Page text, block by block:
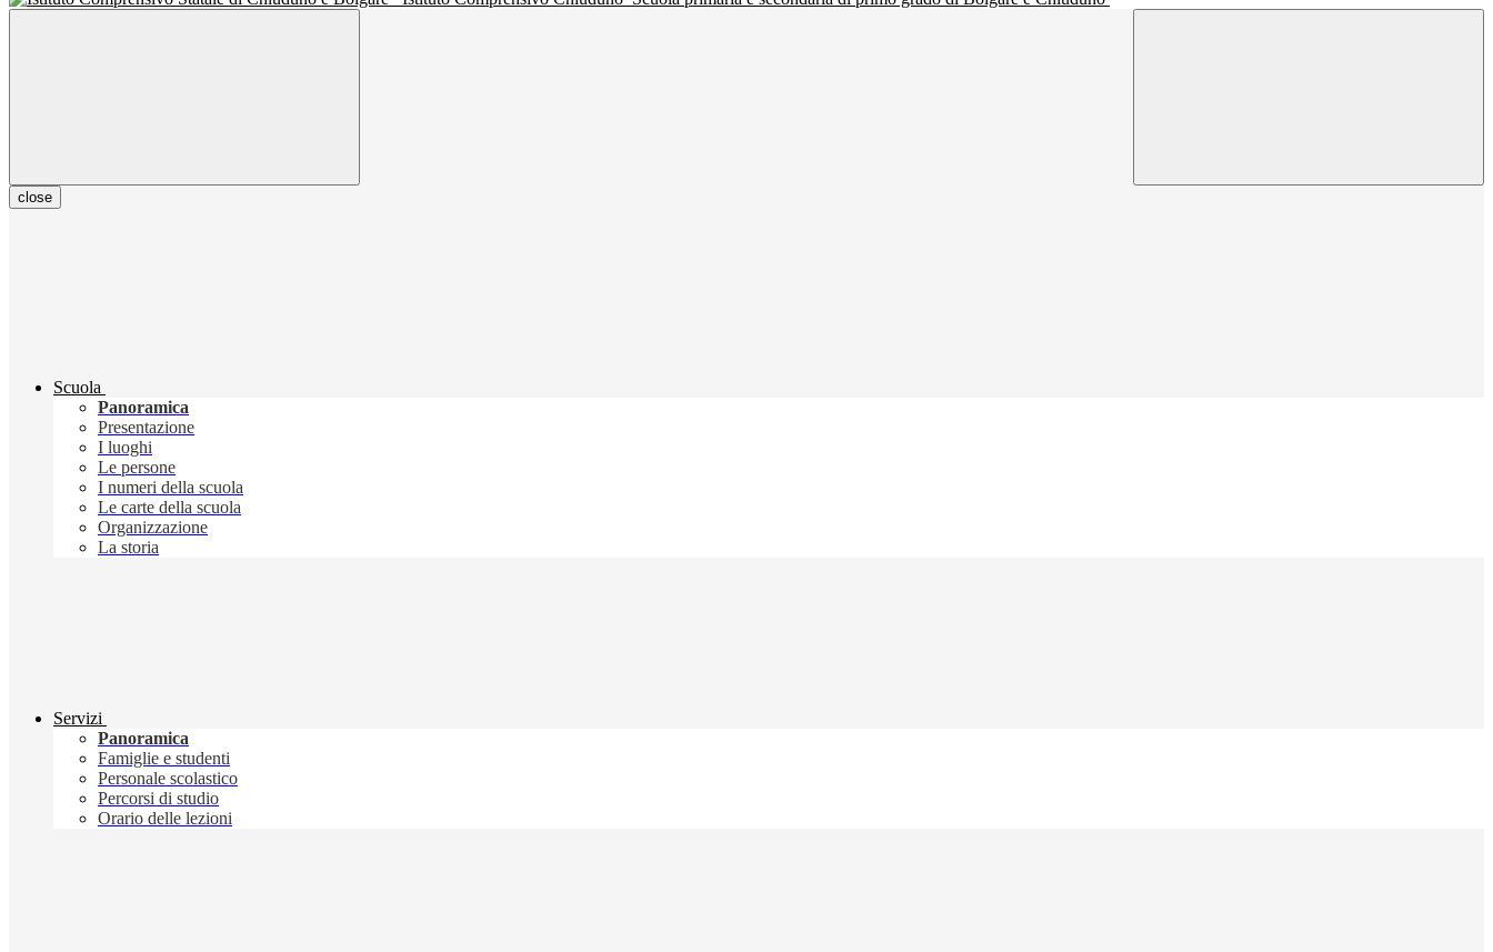
close
Scuola
Panoramica
Presentazione
I luoghi
Le persone
I numeri della scuola
Le carte della scuola
Organizzazione
La storia
Servizi
Panoramica
Famiglie e studenti
Personale scolastico
Percorsi di studio
Orario delle lezioni